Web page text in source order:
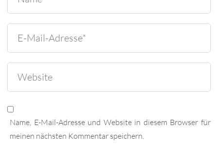
Name, E-Mail-Adresse und Website in diesem Browser für
meinen nächsten Kommentar speichern.